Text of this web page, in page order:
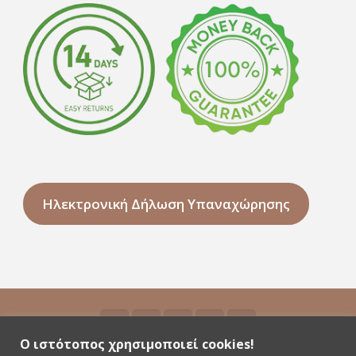
Ηλεκτρονική Δήλωση Υπαναχώρησης
Ο ιστότοπος χρησιμοποιεί cookies!